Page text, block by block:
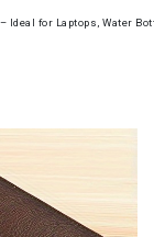
for Laptops, Water